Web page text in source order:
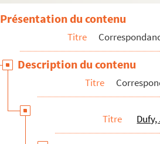
Kayser, Charles Édmond
Klingsor, Tristan
Kochno, Boris
Kolle, W. H.
Présentation du contenu
Titre
Description du contenu
Titre
Titre